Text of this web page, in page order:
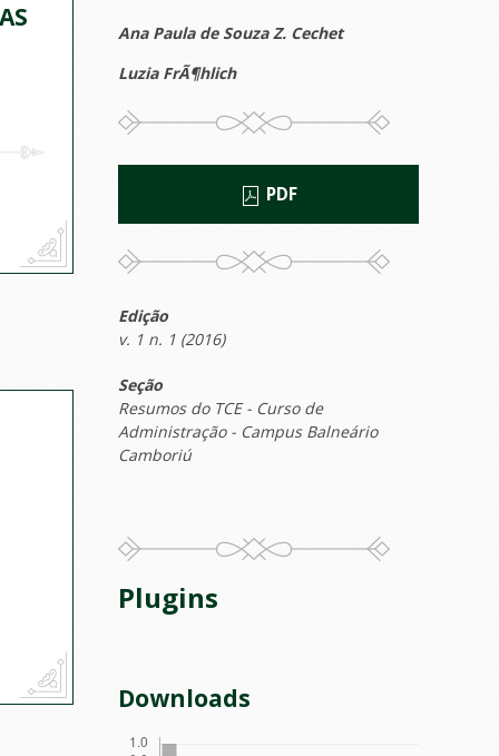
Ana Paula de Souza Z. Cechet
Luzia FrÃ¶hlich
PDF
Edição
v. 1 n. 1 (2016)
Seção
Resumos do TCE - Curso de
Administração - Campus Balneário
Camboriú
Plugins
Downloads